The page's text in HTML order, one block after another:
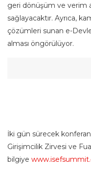
geri dönüşüm ve verim
sağlayacaktır. Ayrıca,
çözümleri sunan e-
alması öngörülüyor.
İki gün sürecek
Girişimcilik Zirvesi ve
bilgiye